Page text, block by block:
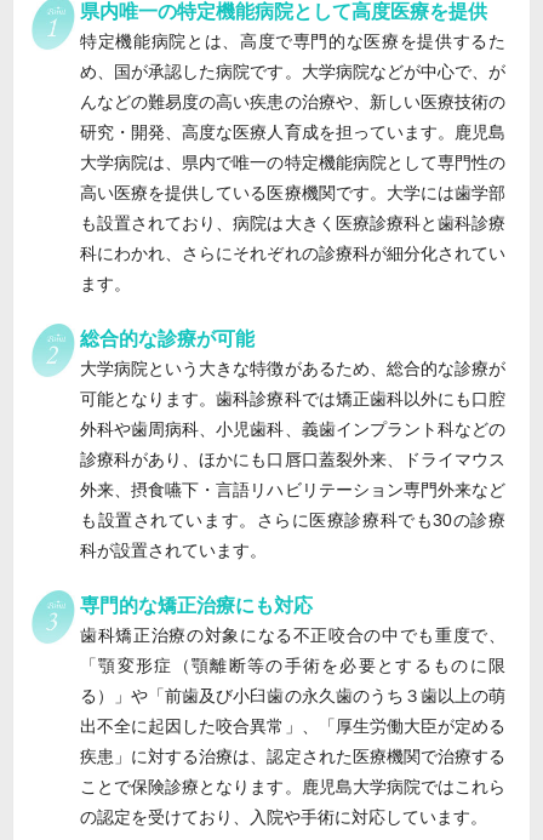
県内唯一の特定機能病院として高度医療を提供
特定機能病院とは、高度で専門的な医療を提供するた
め、国が承認した病院です。大学病院などが中心で、が
んなどの難易度の高い疾患の治療や、新しい医療技術の
研究・開発、高度な医療人育成を担っています。鹿児島
大学病院は、県内で唯一の特定機能病院として専門性の
高い医療を提供している医療機関です。大学には歯学部
も設置されており、病院は大きく医療診療科と歯科診療
科にわかれ、さらにそれぞれの診療科が細分化されてい
ます。
総合的な診療が可能
大学病院という大きな特徴があるため、総合的な診療が
可能となります。歯科診療科では矯正歯科以外にも口腔
外科や歯周病科、小児歯科、義歯インプラント科などの
診療科があり、ほかにも口唇口蓋裂外来、ドライマウス
外来、摂食嚥下・言語リハビリテーション専門外来など
も設置されています。さらに医療診療科でも30の診療
科が設置されています。
専門的な矯正治療にも対応
歯科矯正治療の対象になる不正咬合の中でも重度で、
「顎変形症（顎離断等の手術を必要とするものに限
る）」や「前歯及び小臼歯の永久歯のうち３歯以上の萌
出不全に起因した咬合異常」、「厚生労働大臣が定める
疾患」に対する治療は、認定された医療機関で治療する
ことで保険診療となります。鹿児島大学病院ではこれら
の認定を受けており、入院や手術に対応しています。